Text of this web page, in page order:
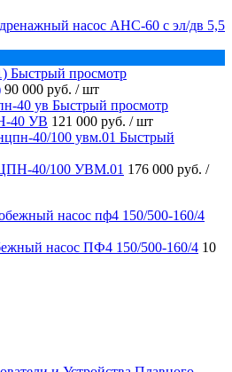
насос АНС-60 с эл/дв 5,5
Быстрый просмотр
90 000 руб. / шт
Быстрый просмотр
40 УВ 121 000 руб. / шт
Быстрый
40/100 УВМ.01 176 000 руб. /
насос ПФ4 150/500-160/4 10